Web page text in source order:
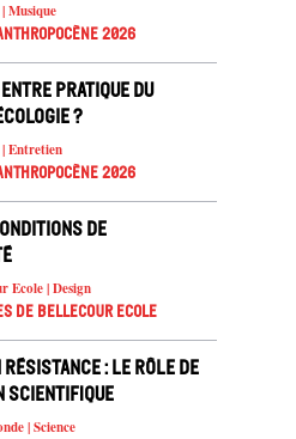
Musique
2026
pratique du
?
Entretien
2026
de
Ecole | Design
de Bellecour Ecole
résistance : le rôle de
scientifique
| Science